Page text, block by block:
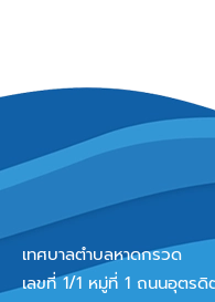
เทศบาลตำบลหาดกรวด
เลขที่ 1/1 หมู่ที่ 1 ถนนอุตร